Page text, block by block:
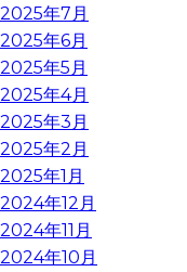
2025年7月
2025年6月
2025年5月
2025年4月
2025年3月
2025年2月
2025年1月
2024年12月
2024年11月
2024年10月